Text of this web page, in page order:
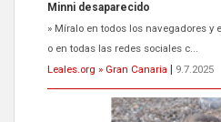
Minni desaparecido
» Míralo en todos los navegadores y
o en todas las redes sociales c...
Leales.org » Gran Canaria
9.7.2025